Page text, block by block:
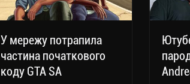
У мережу потрапила
частина початкового
коду GTA SA